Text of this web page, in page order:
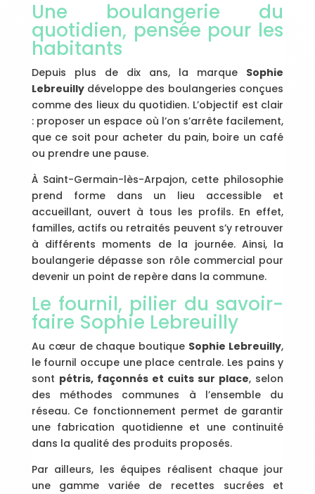
Une boulangerie du
quotidien, pensée pour les
habitants
Depuis plus de dix ans, la marque Sophie
Lebreuillydéveloppe des boulangeries conçues
comme des lieux du quotidien. L’objectif est clair
: proposer un espace où l’on s’arrête facilement,
que ce soit pour acheter du pain, boire un café
ou prendre une pause.
À Saint-Germain-lès-Arpajon, cette philosophie
prend forme dans un lieu accessible et
accueillant, ouvert à tous les profils. En effet,
familles, actifs ou retraités peuvent s’y retrouver
à différents moments de la journée. Ainsi, la
boulangerie dépasse son rôle commercial pour
devenir un point de repère dans la commune.
Le fournil, pilier du savoir-
faire Sophie Lebreuilly
Au cœur de chaque boutique Sophie Lebreuilly,
le fournil occupe une place centrale. Les pains y
sont pétris, façonnés et cuits sur place, selon
des méthodes communes à l’ensemble du
réseau. Ce fonctionnement permet de garantir
une fabrication quotidienne et une continuité
dans la qualité des produits proposés.
Par ailleurs, les équipes réalisent chaque jour
une gamme variée de recettes sucrées et